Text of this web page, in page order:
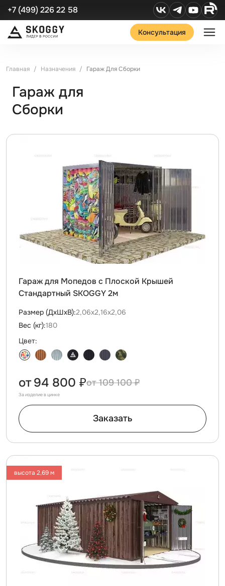
+7 (499) 226 22 58
Консультация
Главная Назначения Гараж Для Сборки
Гараж для
Сборки
Гараж для Мопедов с Плоской Крышей
Стандартный SKOGGY 2м
Размер (ДxШxВ):2,06х2,16х2,06
Вес (кг):180
Цвет:
109 100 ₽
от 94 800 ₽
За изделие в цинке
Заказать
высота 2,69 м